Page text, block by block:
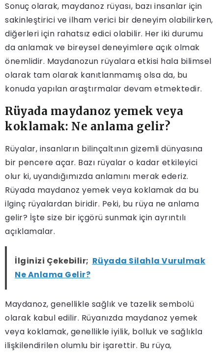
Sonuç olarak, maydanoz rüyası, bazı insanlar için
sakinleştirici ve ilham verici bir deneyim olabilirken,
diğerleri için rahatsız edici olabilir. Her iki durumu
da anlamak ve bireysel deneyimlere açık olmak
önemlidir. Maydanozun rüyalara etkisi hala bilimsel
olarak tam olarak kanıtlanmamış olsa da, bu
konuda yapılan araştırmalar devam etmektedir.
Rüyada maydanoz yemek veya
koklamak: Ne anlama gelir?
Rüyalar, insanların bilinçaltının gizemli dünyasına
bir pencere açar. Bazı rüyalar o kadar etkileyici
olur ki, uyandığımızda anlamını merak ederiz.
Rüyada maydanoz yemek veya koklamak da bu
ilginç rüyalardan biridir. Peki, bu rüya ne anlama
gelir? İşte size bir içgörü sunmak için ayrıntılı
açıklamalar.
İlginizi Çekebilir; Rüyada Silahla Vurulmak
Ne Anlama Gelir?
Maydanoz, genellikle sağlık ve tazelik sembolü
olarak kabul edilir. Rüyanızda maydanoz yemek
veya koklamak, genellikle iyilik, bolluk ve sağlıkla
ilişkilendirilen olumlu bir işarettir. Bu rüya,